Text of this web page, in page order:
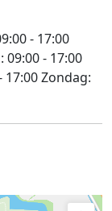
- 17:00
09:00 - 17:00
17:00Zondag: